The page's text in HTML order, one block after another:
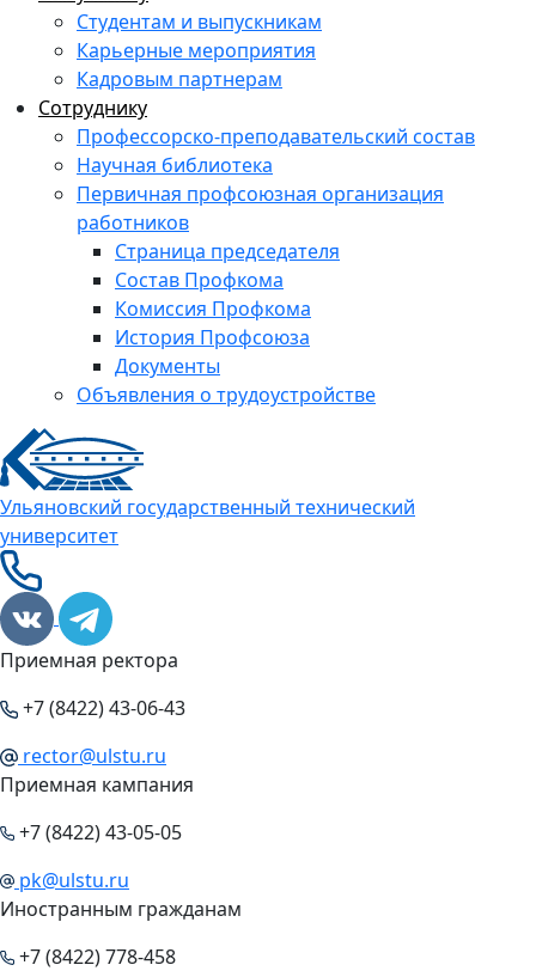
Студентам и выпускникам
Карьерные мероприятия
Кадровым партнерам
Сотруднику
Профессорско-преподавательский состав
Научная библиотека
Первичная профсоюзная организация
работников
Страница председателя
Состав Профкома
Комиссия Профкома
История Профсоюза
Документы
Объявления о трудоустройстве
Ульяновский государственный технический
университет
Приемная ректора
+7 (8422) 43-06-43
rector@ulstu.ru
Приемная кампания
+7 (8422) 43-05-05
pk@ulstu.ru
Иностранным гражданам
+7 (8422) 778-458